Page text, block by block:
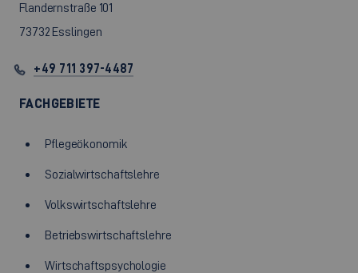
Flandernstraße 101
73732 Esslingen
+49 711 397-4487
FACHGEBIETE
Pflegeökonomik
Sozialwirtschaftslehre
Volkswirtschaftslehre
Betriebswirtschaftslehre
Wirtschaftspsychologie